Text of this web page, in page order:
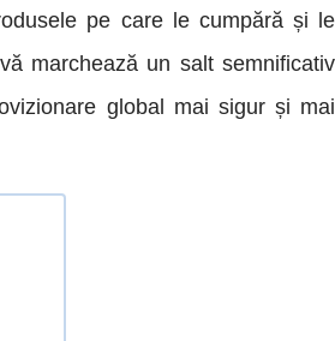
pe care le cumpără și le
marchează un salt semnificativ
global mai sigur și mai